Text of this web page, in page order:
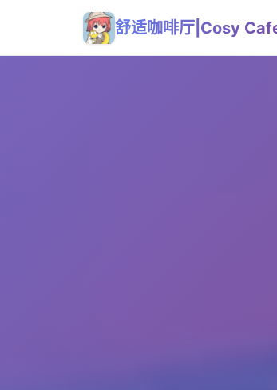
舒适咖啡厅|Cosy